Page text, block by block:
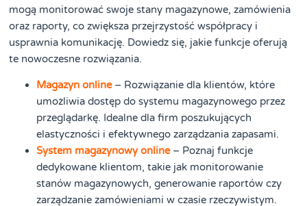
mogą monitorować swoje stany magazynowe, zamówienia
oraz raporty, co zwiększa przejrzystość współpracy i
usprawnia komunikację. Dowiedz się, jakie funkcje oferują
te nowoczesne rozwiązania.
Magazyn online– Rozwiązanie dla klientów, które
umożliwia dostęp do systemu magazynowego przez
przeglądarkę. Idealne dla firm poszukujących
elastyczności i efektywnego zarządzania zapasami.
System magazynowy online– Poznaj funkcje
dedykowane klientom, takie jak monitorowanie
stanów magazynowych, generowanie raportów czy
zarządzanie zamówieniami w czasie rzeczywistym.